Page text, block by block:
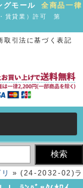
グモール全商品一律
賃貸業）許可 第
取引法に基づく表記
» (24-2032-02)ラ
ｸ(ﾎﾜｲﾄ)LL(24-2032-